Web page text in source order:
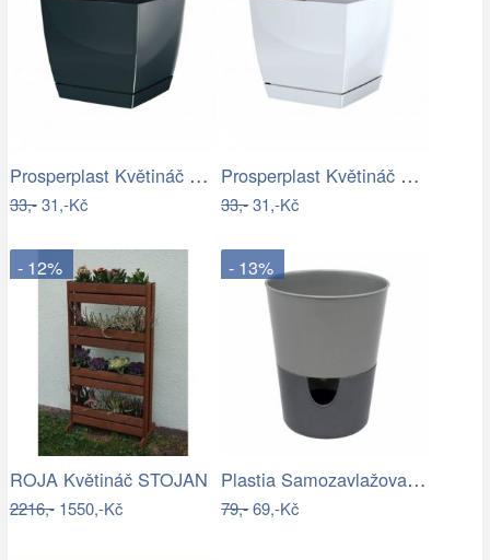
Prosperplast Květináč Coubi Square s…
33,-31,-Kč
Prosperplast Květináč Coubi Square s…
33,-31,-Kč
- 12%
ROJA Květináč STOJAN
2216,-1550,-Kč
- 13%
Plastia Samozavlažovací květináč…
79,-69,-Kč